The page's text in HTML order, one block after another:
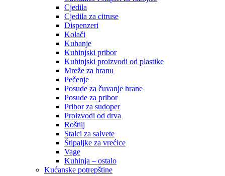
Cjedila
Cjedila za citruse
Dispenzeri
Kolači
Kuhanje
Kuhinjski pribor
Kuhinjski proizvodi od plastike
Mreže za hranu
Pečenje
Posude za čuvanje hrane
Posude za pribor
Pribor za sudoper
Proizvodi od drva
Roštilj
Stalci za salvete
Štipaljke za vrećice
Vage
Kuhinja – ostalo
Kućanske potrepštine